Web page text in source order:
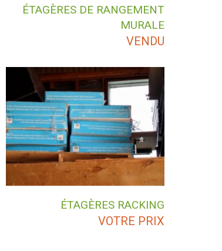
ÉTAGÈRES DE RANGEMENT
MURALE
VENDU
ÉTAGÈRES RACKING
VOTRE PRIX